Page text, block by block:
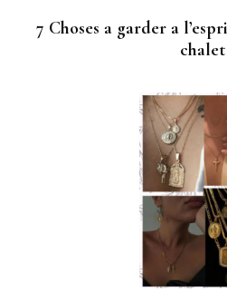
7 Choses a garder a
chalet